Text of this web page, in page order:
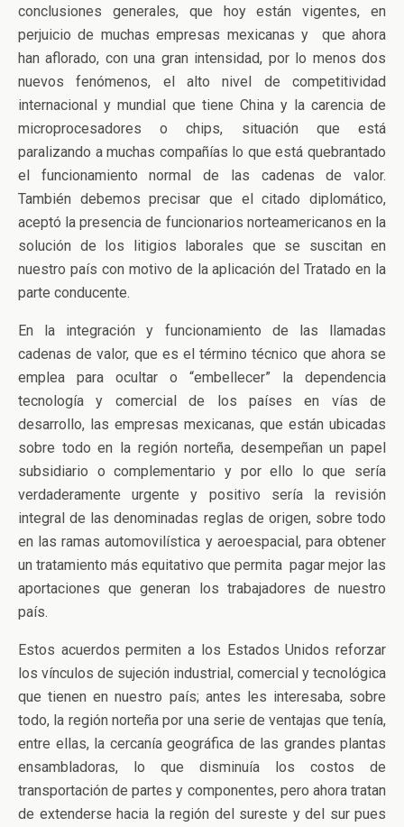
conclusiones generales, que hoy están vigentes, en
perjuicio de muchas empresas mexicanas y que ahora
han aflorado, con una gran intensidad, por lo menos dos
nuevos fenómenos, el alto nivel de competitividad
internacional y mundial que tiene China y la carencia de
microprocesadores o chips, situación que está
paralizando a muchas compañías lo que está quebrantado
el funcionamiento normal de las cadenas de valor.
También debemos precisar que el citado diplomático,
aceptó la presencia de funcionarios norteamericanos en la
solución de los litigios laborales que se suscitan en
nuestro país con motivo de la aplicación del Tratado en la
parte conducente.
En la integración y funcionamiento de las llamadas
cadenas de valor, que es el término técnico que ahora se
emplea para ocultar o “embellecer” la dependencia
tecnología y comercial de los países en vías de
desarrollo, las empresas mexicanas, que están ubicadas
sobre todo en la región norteña, desempeñan un papel
subsidiario o complementario y por ello lo que sería
verdaderamente urgente y positivo sería la revisión
integral de las denominadas reglas de origen, sobre todo
en las ramas automovilística y aeroespacial, para obtener
un tratamiento más equitativo que permita pagar mejor las
aportaciones que generan los trabajadores de nuestro
país.
Estos acuerdos permiten a los Estados Unidos reforzar
los vínculos de sujeción industrial, comercial y tecnológica
que tienen en nuestro país; antes les interesaba, sobre
todo, la región norteña por una serie de ventajas que tenía,
entre ellas, la cercanía geográfica de las grandes plantas
ensambladoras, lo que disminuía los costos de
transportación de partes y componentes, pero ahora tratan
de extenderse hacia la región del sureste y del sur pues